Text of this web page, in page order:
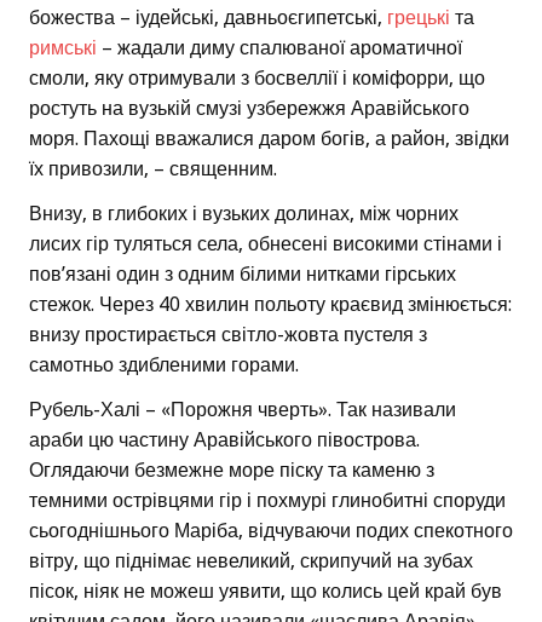
божества – іудейські, давньоєгипетські, грецькі та
римські – жадали диму спалюваної ароматичної
смоли, яку отримували з босвеллії і коміфорри, що
ростуть на вузькій смузі узбережжя Аравійського
моря. Пахощі вважалися даром богів, а район, звідки
їх привозили, – священним.
Внизу, в глибоких і вузьких долинах, між чорних
лисих гір туляться села, обнесені високими стінами і
пов’язані один з одним білими нитками гірських
стежок. Через 40 хвилин польоту краєвид змінюється:
внизу простирається світло-жовта пустеля з
самотньо здибленими горами.
Рубель-Халі – «Порожня чверть». Так називали
араби цю частину Аравійського півострова.
Оглядаючи безмежне море піску та каменю з
темними острівцями гір і похмурі глинобитні споруди
сьогоднішнього Маріба, відчуваючи подих спекотного
вітру, що піднімає невеликий, скрипучий на зубах
пісок, ніяк не можеш уявити, що колись цей край був